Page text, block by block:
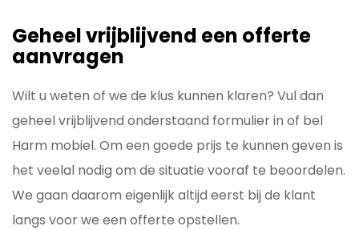
Geheel vrijblijvend een offerte
aanvragen
Wilt u weten of we de klus kunnen klaren? Vul dan
geheel vrijblijvend onderstaand formulier in of bel
Harm mobiel. Om een goede prijs te kunnen geven is
het veelal nodig om de situatie vooraf te beoordelen.
We gaan daarom eigenlijk altijd eerst bij de klant
langs voor we een offerte opstellen.